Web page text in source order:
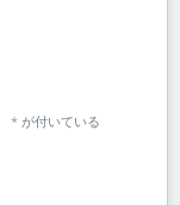
* が付いている